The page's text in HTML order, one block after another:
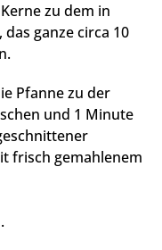
zu dem in
ganze circa 10
Pfanne zu der
und 1 Minute
frisch gemahlenem
.